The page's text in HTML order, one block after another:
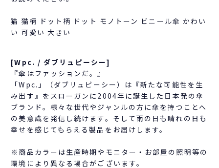
猫 猫柄 ドット柄 ドット モノトーン ビニール傘 かわい
い 可愛い 大きい
[Wpc. / ダブリュピーシー]
『傘はファッションだ。』
「Wpc.」（ダブリュピーシー）は『新たな可能性を生
み出す』をスローガンに2004年に誕生した日本発の傘
ブランド。様々な世代やジャンルの方に傘を持つことへ
の美意識を発信し続けます。そして雨の日も晴れの日も
幸せを感じてもらえる製品をお届けします。
※商品カラーは生産時期やモニター・お部屋の照明等の
環境により異なる場合がございます。